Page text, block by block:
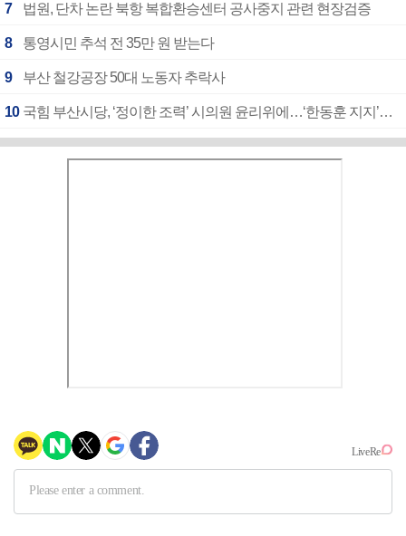
7 법원, 단차 논란 북항 복합환승센터 공사중지 관련 현장검증
8 통영시민 추석 전 35만 원 받는다
9 부산 철강공장 50대 노동자 추락사
10 국힘 부산시당, ‘정이한 조력’ 시의원 윤리위에…‘한동훈 지지’도 신고접수